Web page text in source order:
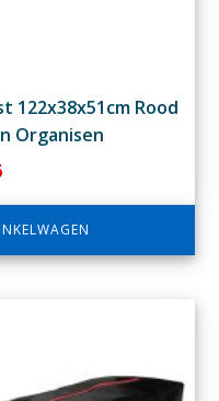
122x38x51cm Rood
Organisen